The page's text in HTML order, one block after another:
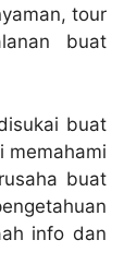
tour
buat
buat
memahami
buat
info dan